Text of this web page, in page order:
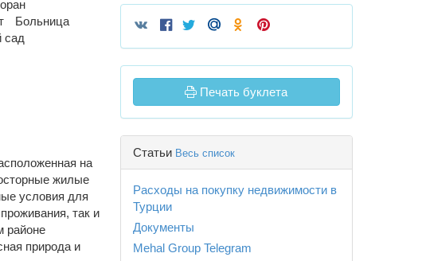
Больница
сад
на
жилые
условия для
так и
районе
природа и
Печать буклета
Статьи Весь список
Расходы на покупку недвижимости в
Турции
Документы
Mehal Group Telegram